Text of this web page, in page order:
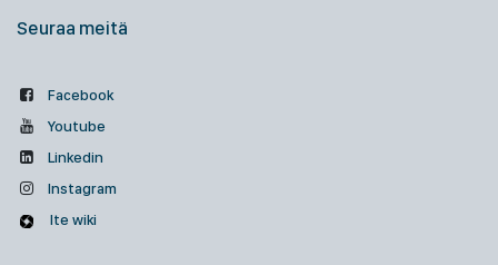
Seuraa meitä
Facebook
Youtube
Linkedin
Instagram
Ite wiki